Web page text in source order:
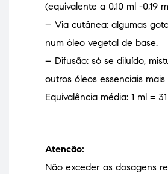
(equivalente a 0,10 ml -0,19
– Via cutânea: algumas
num óleo vegetal de base.
– Difusão: só se diluído,
outros óleos essenciais mais
Equivalência média: 1 ml =
Atencão:
Não exceder as dosagens